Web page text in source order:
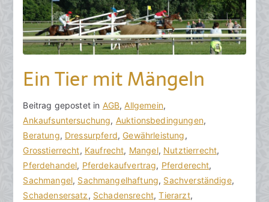
Ein Tier mit Mängeln
V
o
n
h
o
r
a
B
e
i
t
r
a
g
Beitrag gepostet in AGB, Allgemein,
Ankaufsuntersuchung, Auktionsbedingungen,
Beratung, Dressurpferd, Gewährleistung,
Grosstierrecht, Kaufrecht, Mangel, Nutztierrecht,
Pferdehandel, Pferdekaufvertrag, Pferderecht,
Sachmangel, Sachmangelhaftung, Sachverständige,
Schadensersatz, Schadensrecht,Tierarzt,
K
e
i
n
e
K
o